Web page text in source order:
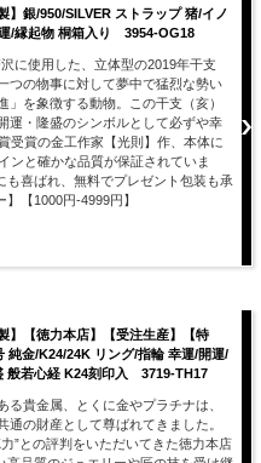
】銀/950/SILVER ストラップ 猪/イノ
/縁起物 桐箱入り 3954-OG18
に使用した、立体型の2019年干支
つの物事に対して夢中で猛烈な勢い
」を象徴する動物。この干支（亥）
運・隆盛のシンボルとして必ずや幸
受賞の金工作家【光則】作、本体に
ンと確かな品質が保証されていま
喜ばれ、無料でプレゼント包装も承
【1000円-4999円】
】【徳力本店】【受注生産】【特
純金/K24/24K リング/指輪 幸運/開運/
般若心経 K24刻印入 3719-TH17
る貴金属、とくに金やプラチナは、
通の財産として尊ばれてきました。
”との評判をいただいてきた徳力本店